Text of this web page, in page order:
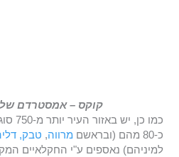
קוקס – אמסטרדם של
כמו כן, יש באזור העיר יותר מ-750 סוגים של
כ-80 מהם (ובראשם
מרווה, טבק,
למיניהם) נאספים ע"י החקלאיים